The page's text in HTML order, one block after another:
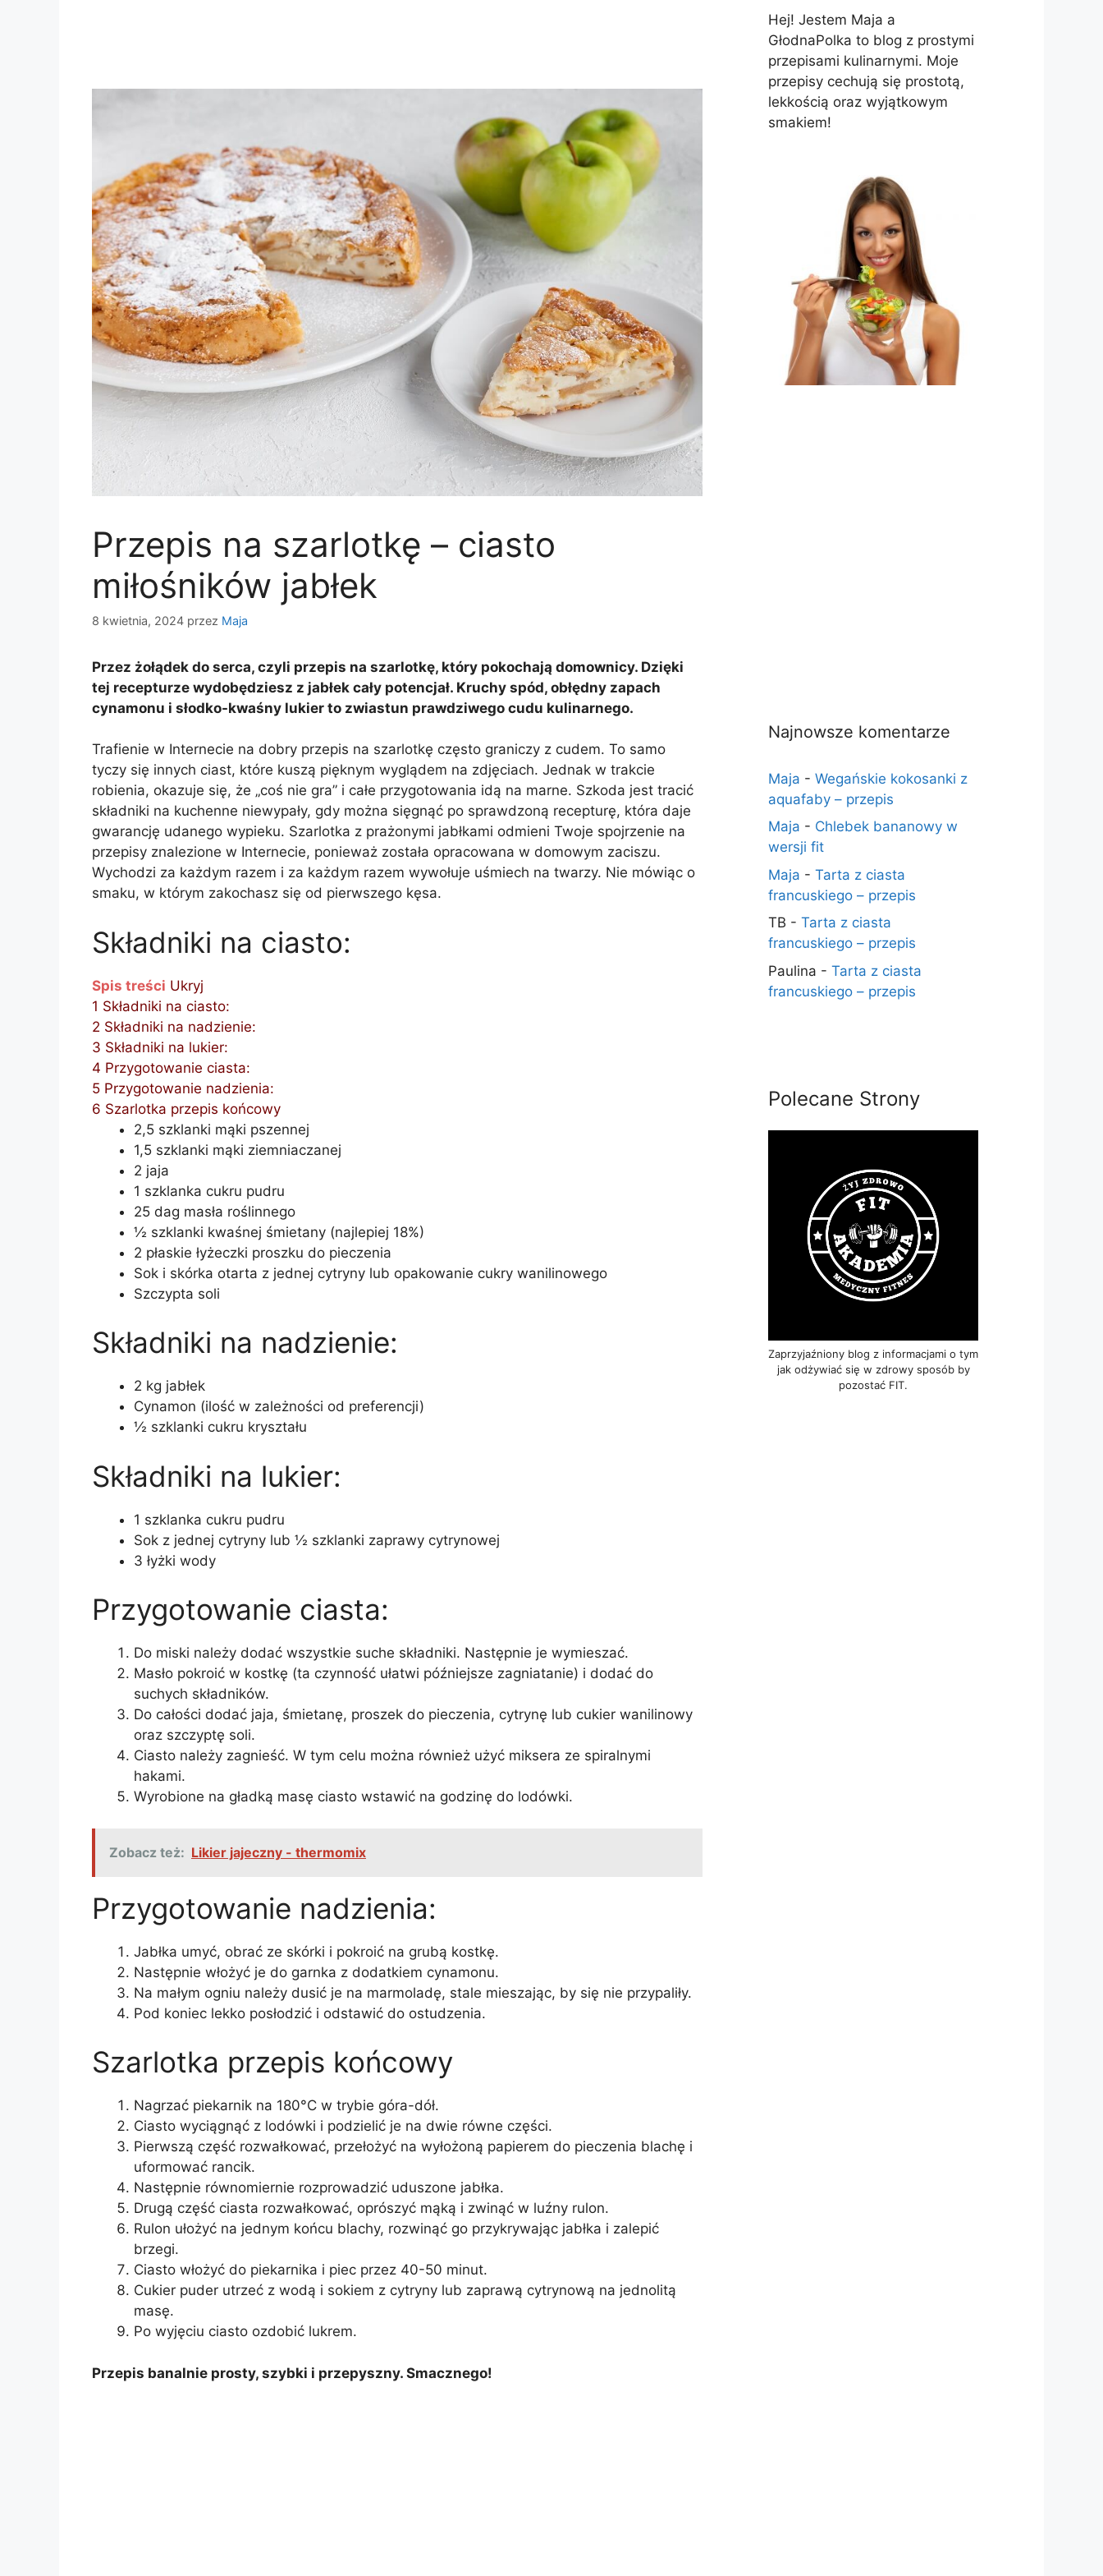
Przepis na szarlotkę – ciasto
miłośników jabłek
8 kwietnia, 2024 przez Maja
Przez żołądek do serca, czyli przepis na szarlotkę, który pokochają domownicy. Dzięki
tej recepturze wydobędziesz z jabłek cały potencjał. Kruchy spód, obłędny zapach
cynamonu i słodko-kwaśny lukier to zwiastun prawdziwego cudu kulinarnego.
Trafienie w Internecie na dobry przepis na szarlotkę często graniczy z cudem. To samo
tyczy się innych ciast, które kuszą pięknym wyglądem na zdjęciach. Jednak w trakcie
robienia, okazuje się, że „coś nie gra” i całe przygotowania idą na marne. Szkoda jest tracić
składniki na kuchenne niewypały, gdy można sięgnąć po sprawdzoną recepturę, która daje
gwarancję udanego wypieku. Szarlotka z prażonymi jabłkami odmieni Twoje spojrzenie na
przepisy znalezione w Internecie, ponieważ została opracowana w domowym zaciszu.
Wychodzi za każdym razem i za każdym razem wywołuje uśmiech na twarzy. Nie mówiąc o
smaku, w którym zakochasz się od pierwszego kęsa.
Składniki na ciasto:
Spis treści Ukryj
1 Składniki na ciasto:
2 Składniki na nadzienie:
3 Składniki na lukier:
4 Przygotowanie ciasta:
5 Przygotowanie nadzienia:
6 Szarlotka przepis końcowy
2,5 szklanki mąki pszennej
1,5 szklanki mąki ziemniaczanej
2 jaja
1 szklanka cukru pudru
25 dag masła roślinnego
½ szklanki kwaśnej śmietany (najlepiej 18%)
2 płaskie łyżeczki proszku do pieczenia
Sok i skórka otarta z jednej cytryny lub opakowanie cukry wanilinowego
Szczypta soli
Składniki na nadzienie:
2 kg jabłek
Cynamon (ilość w zależności od preferencji)
½ szklanki cukru kryształu
Składniki na lukier:
1 szklanka cukru pudru
Sok z jednej cytryny lub ½ szklanki zaprawy cytrynowej
3 łyżki wody
Przygotowanie ciasta:
Do miski należy dodać wszystkie suche składniki. Następnie je wymieszać.
Masło pokroić w kostkę (ta czynność ułatwi późniejsze zagniatanie) i dodać do
suchych składników.
Do całości dodać jaja, śmietanę, proszek do pieczenia, cytrynę lub cukier wanilinowy
oraz szczyptę soli.
Ciasto należy zagnieść. W tym celu można również użyć miksera ze spiralnymi
hakami.
Wyrobione na gładką masę ciasto wstawić na godzinę do lodówki.
Zobacz też: Likier jajeczny - thermomix
Przygotowanie nadzienia:
Jabłka umyć, obrać ze skórki i pokroić na grubą kostkę.
Następnie włożyć je do garnka z dodatkiem cynamonu.
Na małym ogniu należy dusić je na marmoladę, stale mieszając, by się nie przypaliły.
Pod koniec lekko posłodzić i odstawić do ostudzenia.
Szarlotka przepis końcowy
Nagrzać piekarnik na 180°C w trybie góra-dół.
Ciasto wyciągnąć z lodówki i podzielić je na dwie równe części.
Pierwszą część rozwałkować, przełożyć na wyłożoną papierem do pieczenia blachę i
uformować rancik.
Następnie równomiernie rozprowadzić uduszone jabłka.
Drugą część ciasta rozwałkować, oprószyć mąką i zwinąć w luźny rulon.
Rulon ułożyć na jednym końcu blachy, rozwinąć go przykrywając jabłka i zalepić
brzegi.
Ciasto włożyć do piekarnika i piec przez 40-50 minut.
Cukier puder utrzeć z wodą i sokiem z cytryny lub zaprawą cytrynową na jednolitą
masę.
Po wyjęciu ciasto ozdobić lukrem.
Przepis banalnie prosty, szybki i przepyszny. Smacznego!
Hej! Jestem Maja a
GłodnaPolka to blog z prostymi
przepisami kulinarnymi. Moje
przepisy cechują się prostotą,
lekkością oraz wyjątkowym
smakiem!
Najnowsze komentarze
Maja - Wegańskie kokosanki z
aquafaby – przepis
Maja - Chlebek bananowy w
wersji fit
Maja - Tarta z ciasta
francuskiego – przepis
TB - Tarta z ciasta
francuskiego – przepis
Paulina - Tarta z ciasta
francuskiego – przepis
Polecane Strony
Zaprzyjaźniony blog z informacjami o tym
jak odżywiać się w zdrowy sposób by
pozostać FIT.